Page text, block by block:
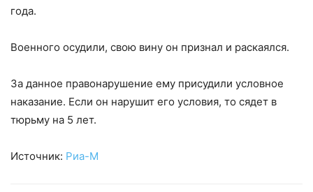
года.
Военного осудили, свою вину он признал и раскаялся.
За данное правонарушение ему присудили условное
наказание. Если он нарушит его условия, то сядет в
тюрьму на 5 лет.
Источник: Риа-М